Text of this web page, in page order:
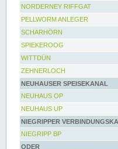
NORDERNEY RIFFGAT
PELLWORM ANLEGER
SCHARHÖRN
SPIEKEROOG
WITTDÜN
ZEHNERLOCH
NEUHAUSER SPEISEKANAL
NEUHAUS OP
NEUHAUS UP
NIEGRIPPER
NIEGRIPP BP
ODER